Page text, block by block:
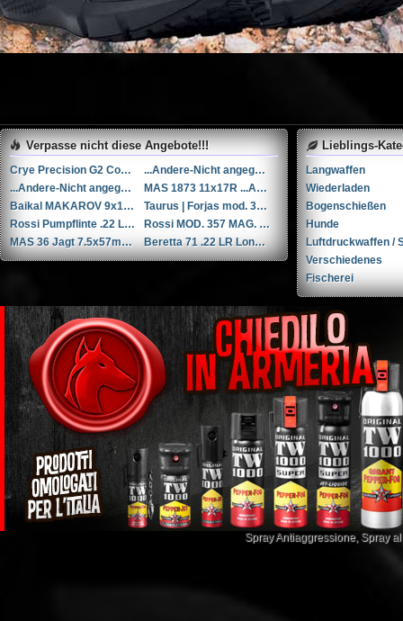
Verpasse nicht diese Angebote!!!
Crye Precision G2 Combat Pants (30R)
...Andere-Nicht angegeben Rohm mod. 17 .38 Special / 9x29mmR
...Andere-Nicht angegeben Liège cal. 12 12
MAS 1873 11x17R ...Andere/Nicht angegeben
Baikal MAKAROV 9x18mm Makarov
Taurus | Forjas mod. 38 .38 Special / 9x29mmR
Rossi Pumpflinte .22 Long Rifle
Rossi MOD. 357 MAG. ...Andere
MAS 36 Jagt 7.5x57mm MAS-1924 /7.5x54mm MAS-1929
Beretta 71 .22 LR Long Rifle
Lieblings-
Langwaffen
Wiederladen
Bogenschießen
Hunde
Luftdruckwaffen /
Verschiedenes
Fischerei
Spray Antiaggressione, Spray